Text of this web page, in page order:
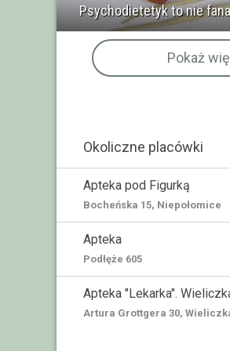
Psychodietetyk to nie
Pokaż
Okoliczne placówki
Apteka pod Figurką
Bocheńska 15, Niepołomice
Apteka
Podłęże 605
Apteka "Lekarka".
Artura Grottgera 30,